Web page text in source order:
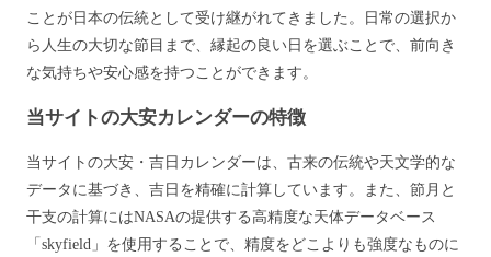
ことが日本の伝統として受け継がれてきました。日常の選択か
ら人生の大切な節目まで、縁起の良い日を選ぶことで、前向き
な気持ちや安心感を持つことができます。
当サイトの大安カレンダーの特徴
当サイトの大安・吉日カレンダーは、古来の伝統や天文学的な
データに基づき、吉日を精確に計算しています。また、節月と
干支の計算にはNASAの提供する高精度な天体データベース
「skyfield」を使用することで、精度をどこよりも強度なものに